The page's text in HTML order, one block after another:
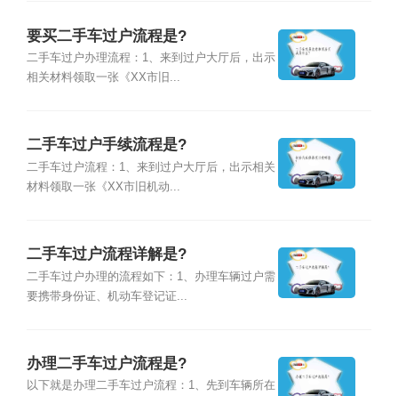
要买二手车过户流程是?
二手车过户办理流程：1、来到过户大厅后，出示
相关材料领取一张《XX市旧...
二手车过户手续流程是?
二手车过户流程：1、来到过户大厅后，出示相关
材料领取一张《XX市旧机动...
二手车过户流程详解是?
二手车过户办理的流程如下：1、办理车辆过户需
要携带身份证、机动车登记证...
办理二手车过户流程是?
以下就是办理二手车过户流程：1、先到车辆所在